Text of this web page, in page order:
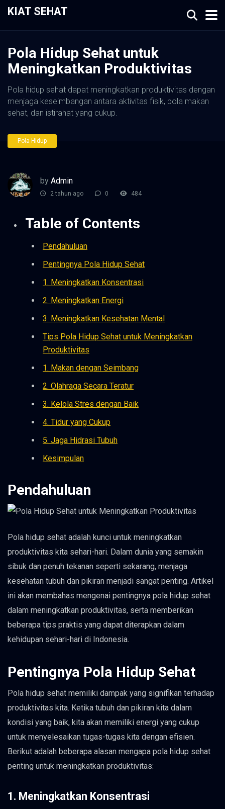
KIAT SEHAT
Pola Hidup Sehat untuk
Meningkatkan Produktivitas
Pola hidup sehat dapat meningkatkan produktivitas dengan
menjaga keseimbangan antara aktivitas fisik, pola makan
sehat, dan istirahat yang cukup.
Pola Hidup
by Admin
2 tahun ago 0 484
Table of Contents
Pendahuluan
Pentingnya Pola Hidup Sehat
1. Meningkatkan Konsentrasi
2. Meningkatkan Energi
3. Meningkatkan Kesehatan Mental
Tips Pola Hidup Sehat untuk Meningkatkan
Produktivitas
1. Makan dengan Seimbang
2. Olahraga Secara Teratur
3. Kelola Stres dengan Baik
4. Tidur yang Cukup
5. Jaga Hidrasi Tubuh
Kesimpulan
Pendahuluan
Pola hidup sehat adalah kunci untuk meningkatkan
produktivitas kita sehari-hari. Dalam dunia yang semakin
sibuk dan penuh tekanan seperti sekarang, menjaga
kesehatan tubuh dan pikiran menjadi sangat penting. Artikel
ini akan membahas mengenai pentingnya pola hidup sehat
dalam meningkatkan produktivitas, serta memberikan
beberapa tips praktis yang dapat diterapkan dalam
kehidupan sehari-hari di Indonesia.
Pentingnya Pola Hidup Sehat
Pola hidup sehat memiliki dampak yang signifikan terhadap
produktivitas kita. Ketika tubuh dan pikiran kita dalam
kondisi yang baik, kita akan memiliki energi yang cukup
untuk menyelesaikan tugas-tugas kita dengan efisien.
Berikut adalah beberapa alasan mengapa pola hidup sehat
penting untuk meningkatkan produktivitas:
1. Meningkatkan Konsentrasi